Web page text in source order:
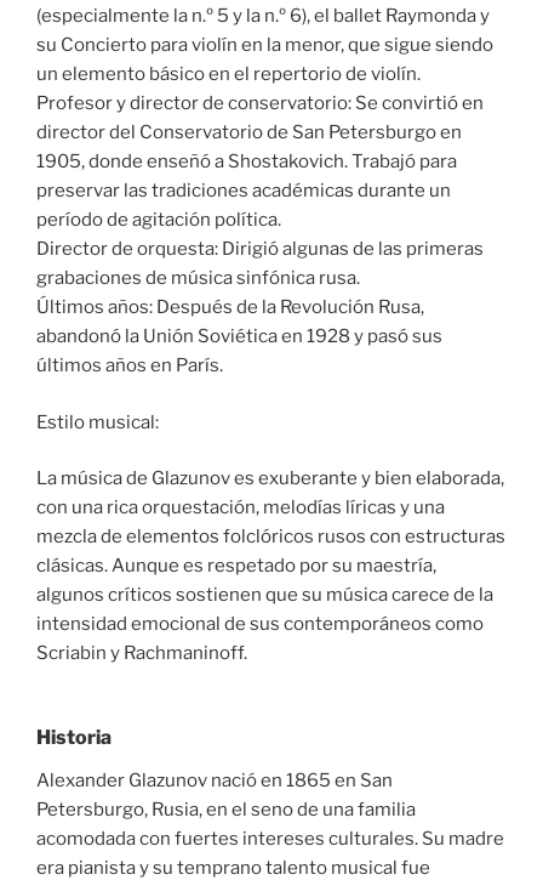
(especialmente la n.º 5 y la n.º 6), el ballet Raymonda y
su Concierto para violín en la menor, que sigue siendo
un elemento básico en el repertorio de violín.
Profesor y director de conservatorio: Se convirtió en
director del Conservatorio de San Petersburgo en
1905, donde enseñó a Shostakovich. Trabajó para
preservar las tradiciones académicas durante un
período de agitación política.
Director de orquesta: Dirigió algunas de las primeras
grabaciones de música sinfónica rusa.
Últimos años: Después de la Revolución Rusa,
abandonó la Unión Soviética en 1928 y pasó sus
últimos años en París.
Estilo musical:
La música de Glazunov es exuberante y bien elaborada,
con una rica orquestación, melodías líricas y una
mezcla de elementos folclóricos rusos con estructuras
clásicas. Aunque es respetado por su maestría,
algunos críticos sostienen que su música carece de la
intensidad emocional de sus contemporáneos como
Scriabin y Rachmaninoff.
Historia
Alexander Glazunov nació en 1865 en San
Petersburgo, Rusia, en el seno de una familia
acomodada con fuertes intereses culturales. Su madre
era pianista y su temprano talento musical fue